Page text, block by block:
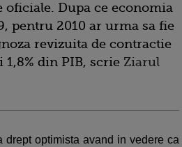
oficiale. Dupa ce economia
pentru 2010 ar urma sa fie
revizuita de contractie
1,8% din PIB, scrie Ziarul
drept optimista avand in vedere ca